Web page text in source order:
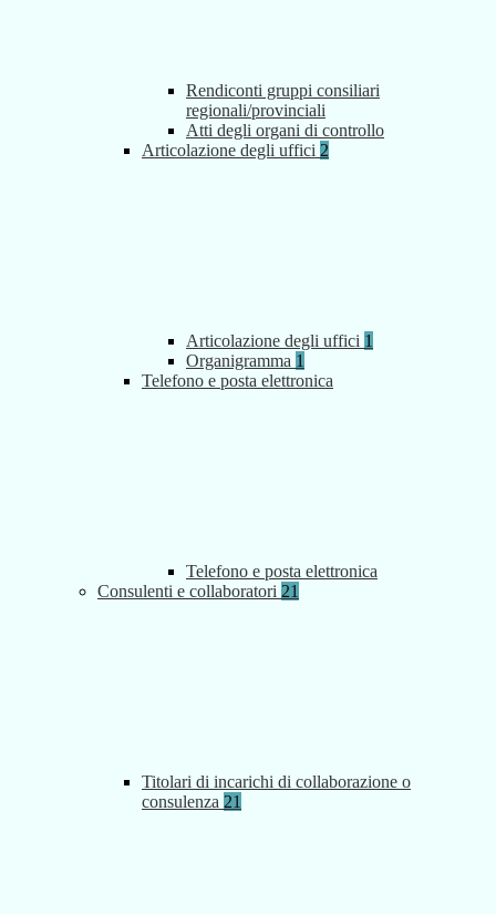
Rendiconti gruppi consiliari
regionali/provinciali
Atti degli organi di controllo
Articolazione degli uffici 2
Articolazione degli uffici 1
Organigramma 1
Telefono e posta elettronica
Telefono e posta elettronica
Consulenti e collaboratori 21
Titolari di incarichi di collaborazione o
consulenza 21